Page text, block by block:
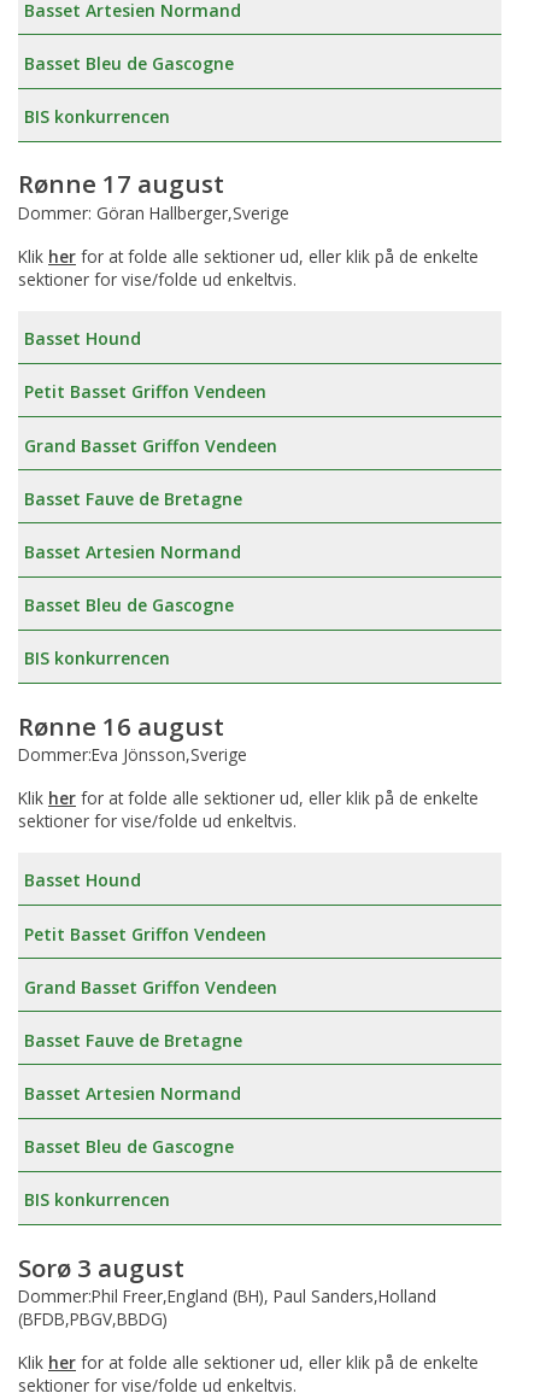
Basset Artesien Normand
Basset Bleu de Gascogne
BIS konkurrencen
Rønne 17 august
Dommer: Göran Hallberger,Sverige
Klik her for at folde alle sektioner ud, eller klik på de enkelte
sektioner for vise/folde ud enkeltvis.
Basset Hound
Petit Basset Griffon Vendeen
Grand Basset Griffon Vendeen
Basset Fauve de Bretagne
Basset Artesien Normand
Basset Bleu de Gascogne
BIS konkurrencen
Rønne 16 august
Dommer:Eva Jönsson,Sverige
Klik her for at folde alle sektioner ud, eller klik på de enkelte
sektioner for vise/folde ud enkeltvis.
Basset Hound
Petit Basset Griffon Vendeen
Grand Basset Griffon Vendeen
Basset Fauve de Bretagne
Basset Artesien Normand
Basset Bleu de Gascogne
BIS konkurrencen
Sorø 3 august
Dommer:Phil Freer,England (BH), Paul Sanders,Holland
(BFDB,PBGV,BBDG)
Klik her for at folde alle sektioner ud, eller klik på de enkelte
sektioner for vise/folde ud enkeltvis.